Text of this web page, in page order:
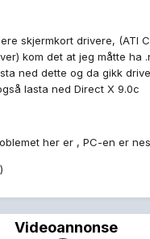
skjermkort drivere, (ATI
kom det at jeg måtte ha
ned dette og da gikk
lasta ned Direct X 9.0c
her er , PC-en er
Videoannonse